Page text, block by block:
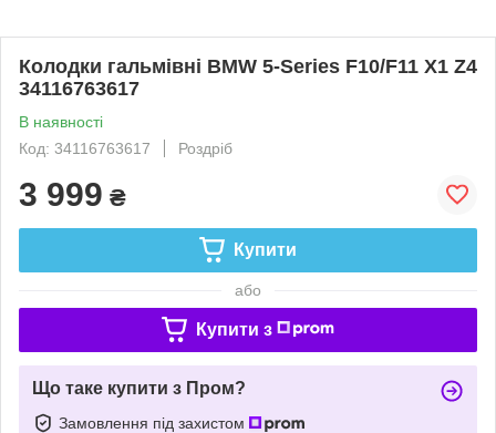
Колодки гальмівні BMW 5-Series F10/F11 X1 Z4
34116763617
В наявності
Код: 34116763617
Роздріб
3 999 ₴
Купити
або
Купити з
Що таке купити з Пром?
Замовлення під захистом